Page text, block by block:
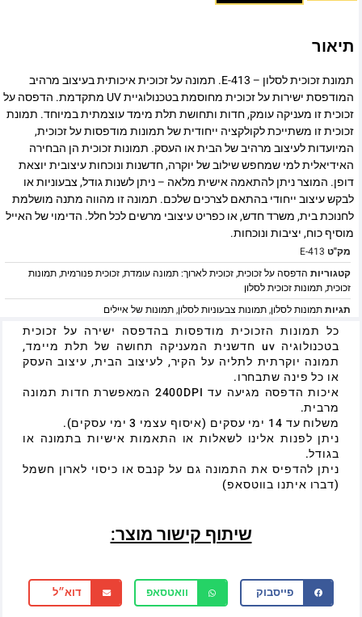
תיאור
תמונת זכוכית לסלון – E-413. תמונה על זכוכית איכותית בעיצוב מרהיב
המודפסת ישירות על זכוכית מחוסמת בטכנולוגיית UV מתקדמת. הדפסה על
זכוכית זו מעניקה עומק, חדות ותחושת תלת מימד עוצמתית במיוחד. תמונת
זכוכית זו משתייכת לקולקציה ייחודית של תמונות מודפסות על זכוכית,
המיועדות לעיצוב מרהיב של הבית או העסק. תמונות זכוכית הן הבחירה
האידיאלית למי שמחפש שילוב של יוקרה, חדשנות ונוכחות עיצובית יוצאת
דופן. המוצר ניתן להתאמה אישית מלאה – ניתן לשנות גודל, צבעוניות או
לבקש עיצוב ייחודי בהתאם לצרכים שלכם. תמונה זו מהווה מתנה מושלמת
לחנוכת בית, משרד חדש, או כפריט עיצובי מרשים לכל חלל. הדימוי של האייל
מוסיף כוח, יציבות ונוכחות.
מק"ט E-413
קטגוריות הדפסה על זכוכית,זכוכית לארוך: תמונה עומדת,זכוכית פנורמית,תמונות
זכוכית,תמונות זכוכית לסלון
תגיותתמונות לסלון,תמונות צבעוניות לסלון,תמונות של איילים
כל תמונות הזכוכית מודפסות בהדפסה ישירה על זכוכית
בטכנולוגיה uv חדשנית המעניקה תחושה של תלת מיימד,
תמונה יוקרתית לתליה על הקיר, לעיצוב הבית, עיצוב העסק
או כל פינה שתבחרו.
איכות הדפסה מגיעה עד 2400DPI המאפשרת חדות תמונה
מרבית.
משלוח עד 14 ימי עסקים (איסוף עצמי 3 ימי עסקים).
ניתן לפנות אלינו לשאלות או התאמות אישיות בתמונה או
בגודל.
ניתן להדפיס את התמונה גם על קנבס או כיסוי לארון חשמל
(דברו איתנו בווטסאפ)
שיתוף קישור מוצר:
פייסבוק וואטסאפ דוא״ל